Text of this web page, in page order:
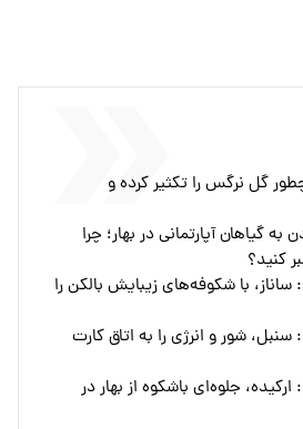
گل نرگس را تکثیر کرده و
به گیاهان آپارتمانی در بهار؛ چرا
کنید؟
گل‌های بهاری ۱۴۰۴: ساناز، با شکوفه‌های زیبایش بالکن را
گل‌های بهاری ۱۴۰۴: سنبل، شور و انرژی را به اتاق کارت
گل‌های بهاری ۱۴۰۴: ارکیده، جلوه‌ای باشکوه از بهار در